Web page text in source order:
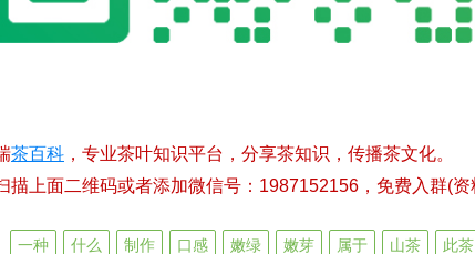
茶百科 ，专业茶叶知识平台，分享茶知识，传播茶文化。
描上面二维码或者添加微信号：1987152156，免费入群(资
一种 什么 制作 口感 嫩绿 嫩芽 属于 山茶 此茶